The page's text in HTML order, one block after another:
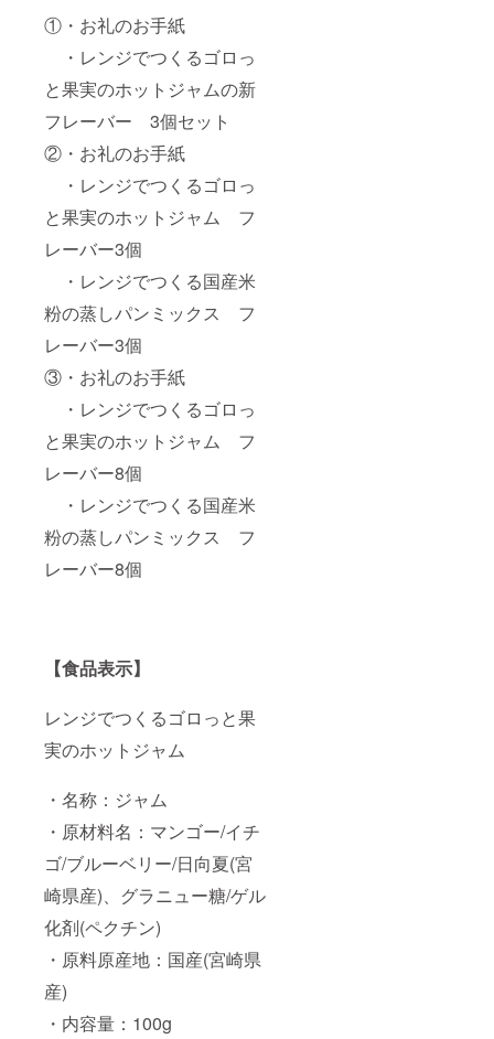
①・お礼のお手紙
・レンジでつくるゴロっ
と果実のホットジャムの新
フレーバー 3個セット
②・お礼のお手紙
・レンジでつくるゴロっ
と果実のホットジャム フ
レーバー3個
・レンジでつくる国産米
粉の蒸しパンミックス フ
レーバー3個
③・お礼のお手紙
・レンジでつくるゴロっ
と果実のホットジャム フ
レーバー8個
・レンジでつくる国産米
粉の蒸しパンミックス フ
レーバー8個
【食品表示】
レンジでつくるゴロっと果
実のホットジャム
・名称：ジャム
・原材料名：マンゴー/イチ
ゴ/ブルーベリー/日向夏(宮
崎県産)、グラニュー糖/ゲル
化剤(ペクチン)
・原料原産地：国産(宮崎県
産)
・内容量：100g